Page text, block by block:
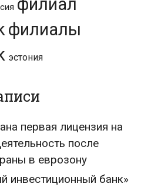
филиал
филиалы
эстония
первая лицензия на
после
в еврозону
инвестиционный банк»